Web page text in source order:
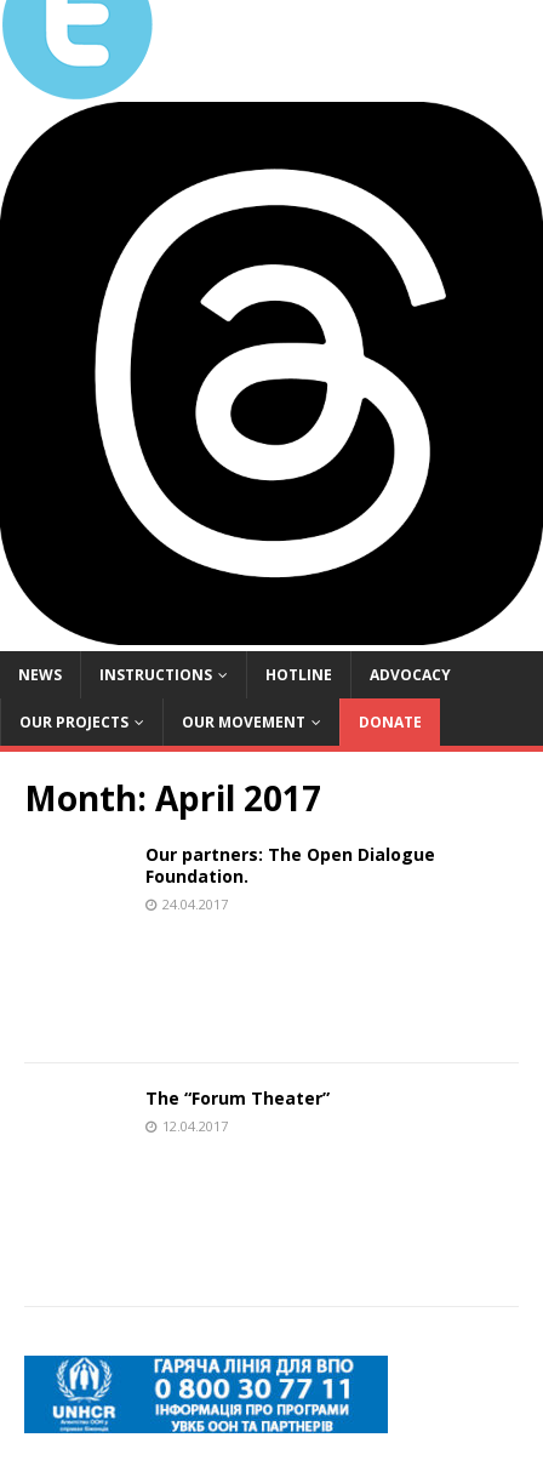
NEWS INSTRUCTIONS HOTLINE ADVOCACY
OUR PROJECTS OUR MOVEMENT DONATE
Month: April 2017
Our partners: The Open Dialogue
Foundation.
24.04.2017
Тhe “Forum Theater”
12.04.2017